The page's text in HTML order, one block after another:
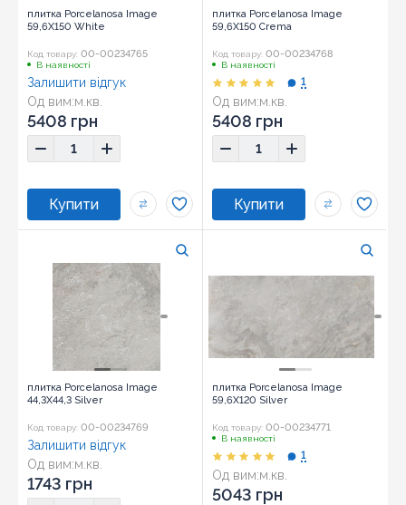
плитка Porcelanosa Image
59,6X150 White
Код товару: 00-00234765
В наявності
Од вим:м.кв.
Розмір: 59,6x150
Залишити відгук
5408 грн
плитка Porcelanosa Image
59,6X150 Crema
Код товару: 00-00234768
В наявності
Од вим:м.кв.
Розмір: 59,6x150
1
5408 грн
плитка Porcelanosa Image
44,3X44,3 Silver
Код товару: 00-00234769
Од вим:м.кв.
Розмір:44,3x44,3
Залишити відгук
1743 грн
плитка Porcelanosa Image
59,6X120 Silver
Код товару: 00-00234771
В наявності
Од вим:м.кв.
Розмір: 59,6x120
1
5043 грн